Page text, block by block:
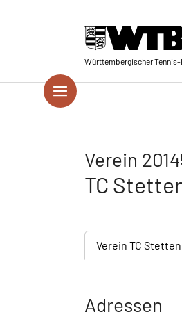
Württembergischer Tennis-
Verein
TC
Verein TC
Adressen